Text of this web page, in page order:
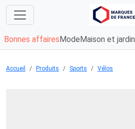
Bonnes affaires Mode Maison et jardin
Accueil Produits Sports Vélos